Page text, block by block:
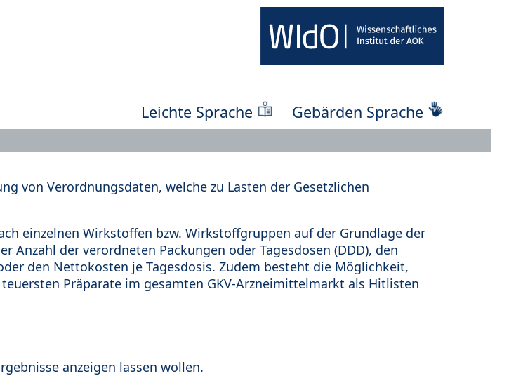
Leichte Sprache Gebärden Sprache
von Verordnungsdaten, welche zu Lasten der Gesetzlichen
einzelnen Wirkstoffen bzw. Wirkstoffgruppen auf der Grundlage der
Anzahl der verordneten Packungen oder Tagesdosen (DDD), den
den Nettokosten je Tagesdosis. Zudem besteht die Möglichkeit,
Präparate im gesamten GKV-Arzneimittelmarkt als Hitlisten
anzeigen lassen wollen.